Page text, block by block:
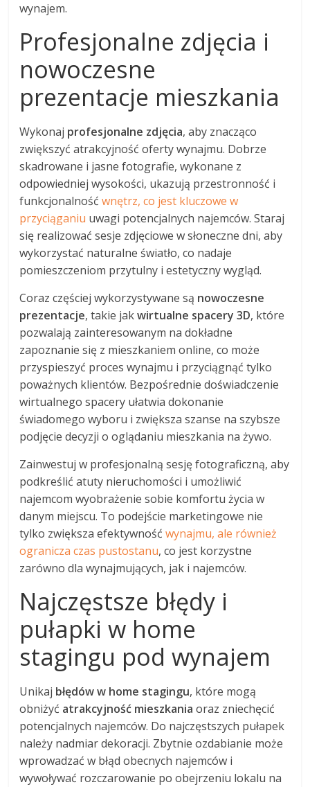
wynajem.
Profesjonalne zdjęcia i
nowoczesne
prezentacje mieszkania
Wykonaj profesjonalne zdjęcia, aby znacząco
zwiększyć atrakcyjność oferty wynajmu. Dobrze
skadrowane i jasne fotografie, wykonane z
odpowiedniej wysokości, ukazują przestronność i
funkcjonalnośćwnętrz, co jest kluczowe w
przyciąganiu uwagi potencjalnych najemców. Staraj
się realizować sesje zdjęciowe w słoneczne dni, aby
wykorzystać naturalne światło, co nadaje
pomieszczeniom przytulny i estetyczny wygląd.
Coraz częściej wykorzystywane są nowoczesne
prezentacje, takie jakwirtualne spacery 3D, które
pozwalają zainteresowanym na dokładne
zapoznanie się z mieszkaniem online, co może
przyspieszyć proces wynajmu i przyciągnąć tylko
poważnych klientów. Bezpośrednie doświadczenie
wirtualnego spacery ułatwia dokonanie
świadomego wyboru i zwiększa szanse na szybsze
podjęcie decyzji o oglądaniu mieszkania na żywo.
Zainwestuj w profesjonalną sesję fotograficzną, aby
podkreślić atuty nieruchomości i umożliwić
najemcom wyobrażenie sobie komfortu życia w
danym miejscu. To podejście marketingowe nie
tylko zwiększa efektywnośćwynajmu, ale również
ogranicza czas pustostanu, co jest korzystne
zarówno dla wynajmujących, jak i najemców.
Najczęstsze błędy i
pułapki w home
stagingu pod wynajem
Unikaj błędów w home stagingu, które mogą
obniżyć atrakcyjność mieszkania oraz zniechęcić
potencjalnych najemców. Do najczęstszych pułapek
należy nadmiar dekoracji. Zbytnie ozdabianie może
wprowadzać w błąd obecnych najemców i
wywoływać rozczarowanie po obejrzeniu lokalu na